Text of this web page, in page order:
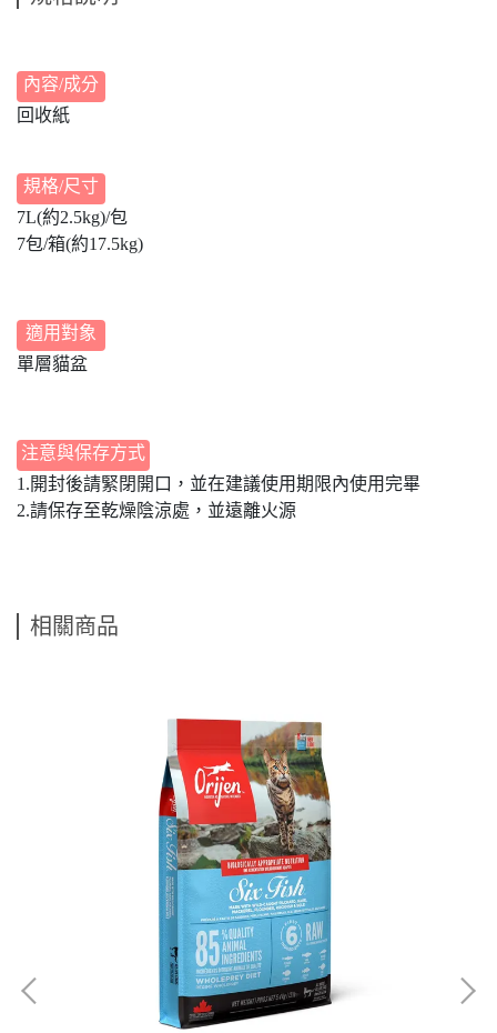
內容/成分
回收紙
規格/尺寸
7L(約2.5kg)/包
7包/箱(約17.5kg)
適用對象
單層貓盆
注意與保存方式
1.開封後請緊閉開口，並在建議使用期限內使用完畢
2.請保存至乾燥陰涼處，並遠離火源
相關商品